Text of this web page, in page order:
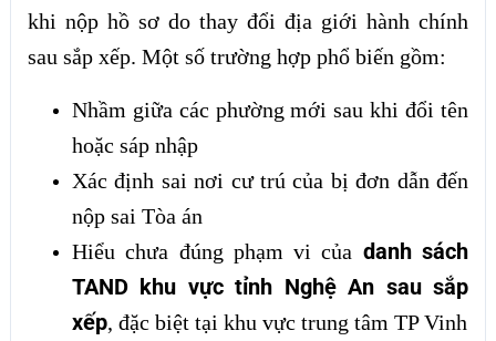
khi nộp hồ sơ do thay đổi địa giới hành chính
sau sắp xếp. Một số trường hợp phổ biến gồm:
Nhầm giữa các phường mới sau khi đổi tên
hoặc sáp nhập
Xác định sai nơi cư trú của bị đơn dẫn đến
nộp sai Tòa án
Hiểu chưa đúng phạm vi của danh sách
TAND khu vực tỉnh Nghệ An sau sắp
xếp, đặc biệt tại khu vực trung tâm TP Vinh